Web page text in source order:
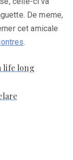
De meme,
cet amicale
.
life long